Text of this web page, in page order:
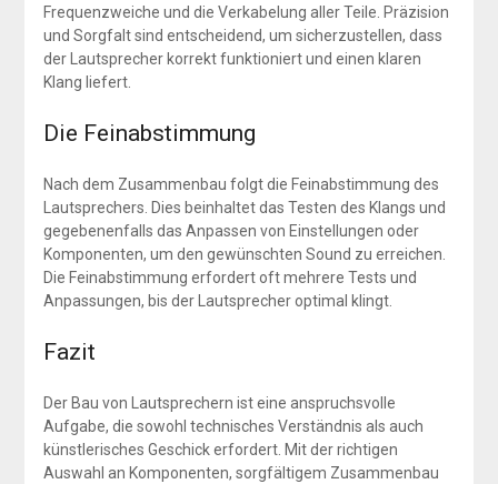
Frequenzweiche und die Verkabelung aller Teile. Präzision
und Sorgfalt sind entscheidend, um sicherzustellen, dass
der Lautsprecher korrekt funktioniert und einen klaren
Klang liefert.
Die Feinabstimmung
Nach dem Zusammenbau folgt die Feinabstimmung des
Lautsprechers. Dies beinhaltet das Testen des Klangs und
gegebenenfalls das Anpassen von Einstellungen oder
Komponenten, um den gewünschten Sound zu erreichen.
Die Feinabstimmung erfordert oft mehrere Tests und
Anpassungen, bis der Lautsprecher optimal klingt.
Fazit
Der Bau von Lautsprechern ist eine anspruchsvolle
Aufgabe, die sowohl technisches Verständnis als auch
künstlerisches Geschick erfordert. Mit der richtigen
Auswahl an Komponenten, sorgfältigem Zusammenbau